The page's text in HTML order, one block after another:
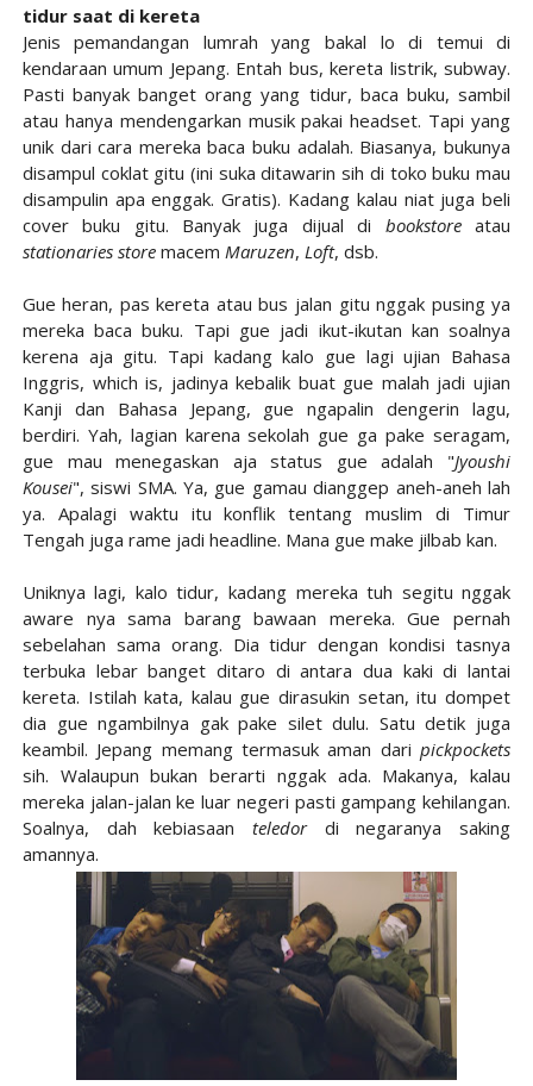
tidur saat di kereta
Jenis pemandangan lumrah yang bakal lo di temui di
kendaraan umum Jepang. Entah bus, kereta listrik, subway.
Pasti banyak banget orang yang tidur, baca buku, sambil
atau hanya mendengarkan musik pakai headset. Tapi yang
unik dari cara mereka baca buku adalah. Biasanya, bukunya
disampul coklat gitu (ini suka ditawarin sih di toko buku mau
disampulin apa enggak. Gratis). Kadang kalau niat juga beli
cover buku gitu. Banyak juga dijual di bookstoreatau
stationaries storemacem Maruzen, Loft, dsb.
Gue heran, pas kereta atau bus jalan gitu nggak pusing ya
mereka baca buku. Tapi gue jadi ikut-ikutan kan soalnya
kerena aja gitu. Tapi kadang kalo gue lagi ujian Bahasa
Inggris, which is, jadinya kebalik buat gue malah jadi ujian
Kanji dan Bahasa Jepang, gue ngapalin dengerin lagu,
berdiri. Yah, lagian karena sekolah gue ga pake seragam,
gue mau menegaskan aja status gue adalah "Jyoushi
Kousei", siswi SMA. Ya, gue gamau dianggep aneh-aneh lah
ya. Apalagi waktu itu konflik tentang muslim di Timur
Tengah juga rame jadi headline. Mana gue make jilbab kan.
Uniknya lagi, kalo tidur, kadang mereka tuh segitu nggak
aware nya sama barang bawaan mereka. Gue pernah
sebelahan sama orang. Dia tidur dengan kondisi tasnya
terbuka lebar banget ditaro di antara dua kaki di lantai
kereta. Istilah kata, kalau gue dirasukin setan, itu dompet
dia gue ngambilnya gak pake silet dulu. Satu detik juga
keambil. Jepang memang termasuk aman daripickpockets
sih. Walaupun bukan berarti nggak ada. Makanya, kalau
mereka jalan-jalan ke luar negeri pasti gampang kehilangan.
Soalnya, dah kebiasaan teledordi negaranya saking
amannya.